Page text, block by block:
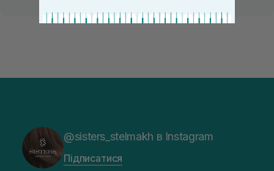
@sisters_stelmakh в Instagram
Підписатися